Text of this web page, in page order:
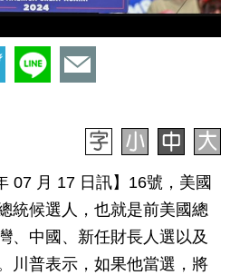
07 月 17 日訊】16號，美國
統候選人，也就是前美國總
、中國、新任財長人選以及
川普表示，如果他當選，將